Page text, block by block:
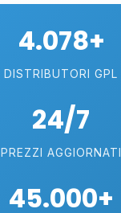
4.078+
DISTRIBUTORI GPL
24/7
PREZZI AGGIORNATI
45.000+